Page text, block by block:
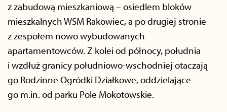
z zabudową mieszkaniową – osiedlem bloków
mieszkalnych WSM Rakowiec, a po drugiej stronie
z zespołem nowo wybudowanych
apartamentowców. Z kolei od północy, południa
i wzdłuż granicy południowo-wschodniej otaczają
go Rodzinne Ogródki Działkowe, oddzielające
go m.in. od parku Pole Mokotowskie.